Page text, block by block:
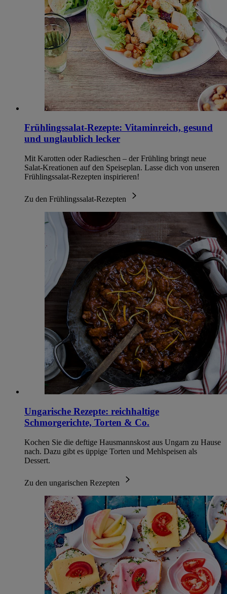
Frühlingssalat-Rezepte: Vitaminreich, gesund
und unglaublich lecker
Mit Karotten oder Radieschen – der Frühling bringt neue
Salat-Kreationen auf den Speiseplan. Lasse dich von unseren
Frühlingssalat-Rezepten inspirieren!
Zu den Frühlingssalat-Rezepten
Ungarische Rezepte: reichhaltige
Schmorgerichte, Torten & Co.
Kochen Sie die deftige Hausmannskost aus Ungarn zu Hause
nach. Dazu gibt es üppige Torten und Mehlspeisen als
Dessert.
Zu den ungarischen Rezepten